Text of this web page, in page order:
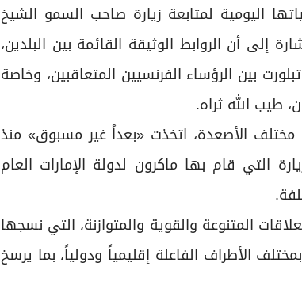
اليومية لمتابعة زيارة صاحب السمو الشيخ
أن الروابط الوثيقة القائمة بين البلدين،
بين الرؤساء الفرنسيين المتعاقبين، وخاصة
طيب الله ثراه.
مختلف الأصعدة، اتخذت «بعداً غير مسبوق» منذ
في عام 2017، مشيرة إلى الزيارة التي قام بها ماكرون لدولة الإمارات العام
المتنوعة والقوية والمتوازنة، التي نسجها
الأطراف الفاعلة إقليمياً ودولياً، بما يرسخ